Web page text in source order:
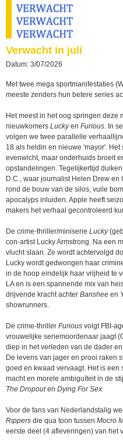
Verwacht in juli
Datum: 3/07/2026
Met twee mega sportmanifestaties
meeste zenders hun betere series
Het meest in het oog springen deze
nieuwkomers Luckyen Furious. In
volgen we twee parallelle
18 als heldin en nieuwe 'mayor'.
evenwicht, maar onderhuids broeit
opstandelingen. Tegelijkertijd
D.C., waar journalist Helen Drew
rond de bouw van de silos, vuile
apocalyps inluiden. Apple heeft
makers het verhaal gecontroleerd
De crime-thriller/miniserie Lucky
con-artist Lucky Armstrong. Na een
vlucht slaan. Ze wordt achtervolgd
Lucky wordt gedwongen haar
in de hoop eindelijk haar vrijheid te
LA en is een spannende mix van
drijvende kracht achter Banshee en
showrunners.
De crime-thriller Furious volgt FBI-
vrouwelijke seriemoordenaar jaagt
diep in het verleden van de dader
De levens van jager en prooi raken
goed en kwaad vervaagt. Het is
macht en morele ambiguïteit in de
The Dropouten Dying For Sex.
Voor de fans van Nederlandstalig
Rippers die qua toon tussen Mocro
eerste deel (4 afleveringen) van het